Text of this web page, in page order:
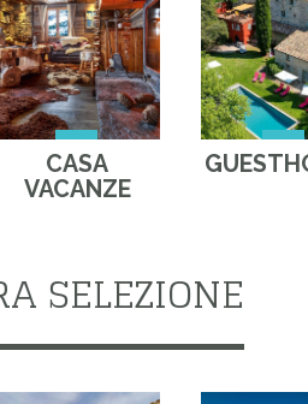
CASA
VACANZE
SELEZIONE